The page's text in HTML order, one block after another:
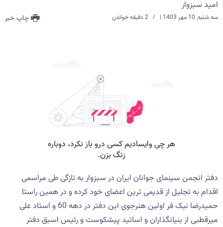
امید سبزوار
سه شنبه, 10 مهر 1403 | چاپ خبر
دفتر انجمن سینمای جوانان ایران در سبزوار به تازگی طی مراسمی
اقدام به تجلیل از قدیمی ترین اعضای خود کرده و در همین راستا
حمیدرضا نیک فر اولین هنرجوی این دفتر در دهه 60 و استاد علی
میرقطبی از بنیانگذاران و اساتید پیشکوست و رئیس اسبق دفتر